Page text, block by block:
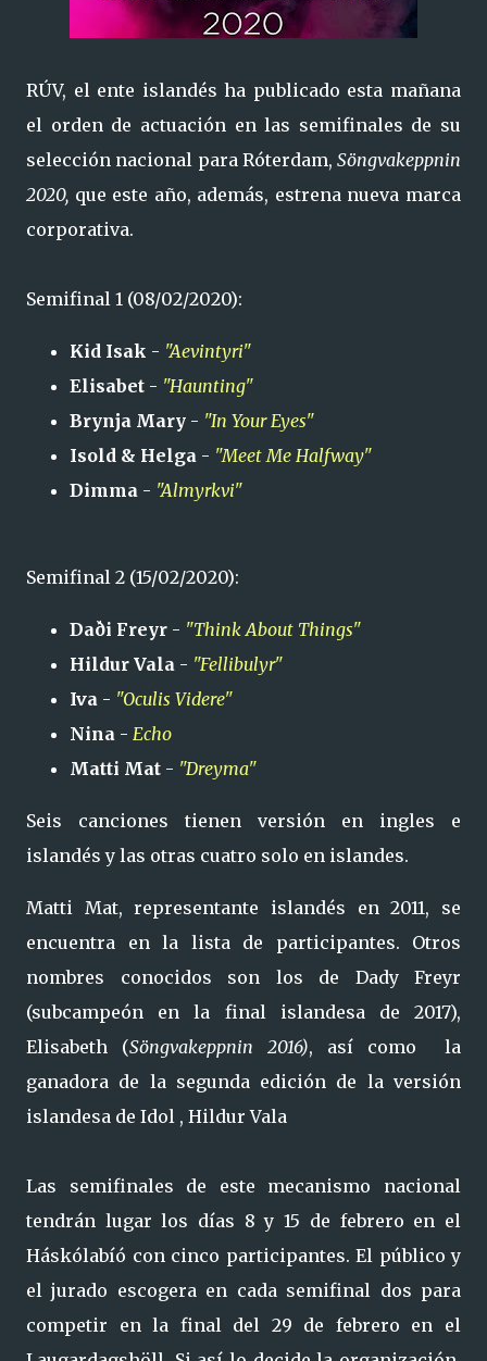
RÚV, el ente islandés ha publicado esta mañana
el orden de actuación en las semifinales de su
selección nacional para Róterdam, Söngvakeppnin
2020, que este año, además, estrena nueva marca
corporativa.
Semifinal 1 (08/02/2020):
Kid Isak - "Aevintyri"
Elisabet - "Haunting"
Brynja Mary - "In Your Eyes"
Isold & Helga - "Meet Me Halfway"
Dimma - "Almyrkvi"
Semifinal 2 (15/02/2020):
Daði Freyr - "Think About Things"
Hildur Vala - "Fellibulyr"
Iva - "Oculis Videre"
Nina - Echo
Matti Mat - "Dreyma"
Seis canciones tienen versión en ingles e
islandés y las otras cuatro solo en islandes.
Matti Mat, representante islandés en 2011, se
encuentra en la lista de participantes. Otros
nombres conocidos son los de Dady Freyr
(subcampeón en la final islandesa de 2017),
Elisabeth (Söngvakeppnin 2016), así como la
ganadora de la segunda edición de la versión
islandesa de Idol , Hildur Vala
Las semifinales de este mecanismo nacional
tendrán lugar los días 8 y 15 de febrero en el
Háskólabíó con cinco participantes. El público y
el jurado escogera en cada semifinal dos para
competir en la final del 29 de febrero en el